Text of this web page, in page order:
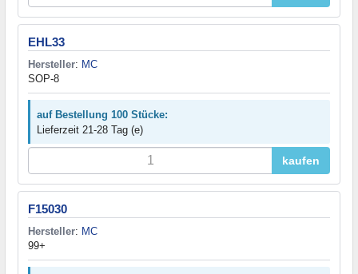
EHL33
Hersteller: MC
SOP-8
auf Bestellung 100 Stücke:
Lieferzeit 21-28 Tag (e)
kaufen
F15030
Hersteller: MC
99+